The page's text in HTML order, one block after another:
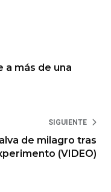
a más de una
SIGUIENTE
de milagro tras
(VIDEO)